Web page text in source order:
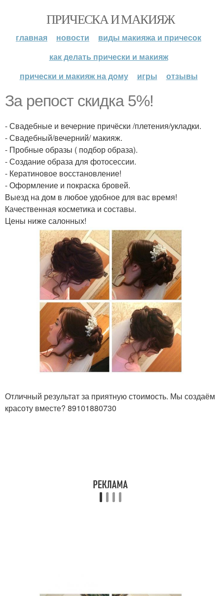
ПРИЧЕСКА И МАКИЯЖ
главная новости
виды макияжа и причесок
как делать прически и макияж
прически и макияж на дому
игры отзывы
За репост скидка 5%!
- Свадебные и вечерние причёски /плетения/укладки.
- Свадебный/вечерний/ макияж.
- Пробные образы ( подбор образа).
- Создание образа для фотосессии.
- Кератиновое восстановление!
- Оформление и покраска бровей.
Выезд на дом в любое удобное для вас время!
Качественная косметика и составы.
Цены ниже салонных!
Отличный результат за приятную стоимость. Мы создаём
красоту вместе? 89101880730